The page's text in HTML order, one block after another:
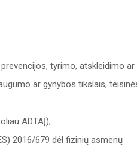
tyrimo, atskleidimo ar
ar gynybos tikslais,
ADTAĮ);
2016/679 dėl fizinių asmenų